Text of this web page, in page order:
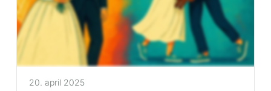
20. april 2025